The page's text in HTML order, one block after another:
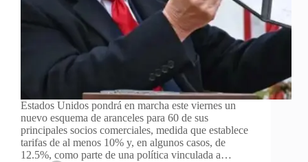
Estados Unidos pondrá en marcha este viernes un
nuevo esquema de aranceles para 60 de sus
principales socios comerciales, medida que establece
tarifas de al menos 10% y, en algunos casos, de
12.5%, como parte de una política vinculada a…